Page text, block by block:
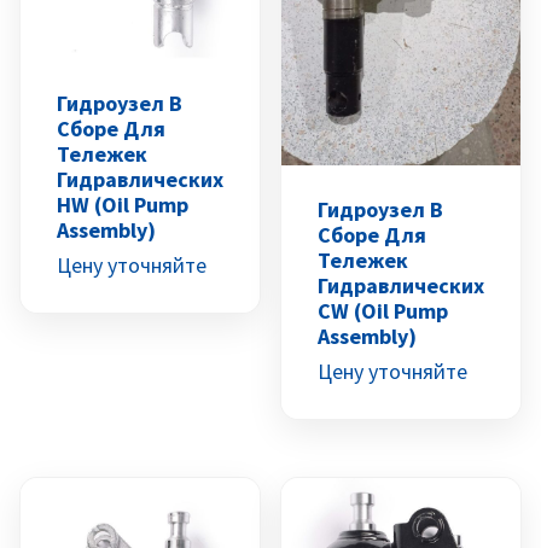
Гидроузел В
Сборе Для
Тележек
Гидравлических
HW (Oil Pump
Assembly)
Цену уточняйте
Гидроузел В
Сборе Для
Тележек
Гидравлических
CW (Oil Pump
Assembly)
Цену уточняйте